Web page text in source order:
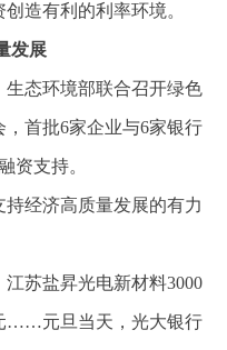
造有利的利率环境。
发展
态环境部联合召开绿色
首批6家企业与6家银行
资支持。
经济高质量发展的有力
苏盐昇光电新材料3000
……元旦当天，光大银行